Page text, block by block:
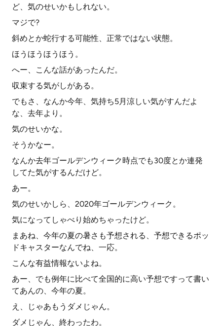
ど、気のせいかもしれない。
マジで?
斜めとか蛇行する可能性、正常ではない状態。
ほうほうほうほう。
へー、こんな話があったんだ。
収束する気がしがある。
でもさ、なんか今年、気持ち5月涼しい気がすんだよ
な、去年より。
気のせいかな。
そうかなー。
なんか去年ゴールデンウィーク時点でも30度とか連発
してた気がするんだけど。
あー。
気のせいかしら、2020年ゴールデンウィーク。
気になってしゃべり始めちゃったけど。
まあね、今年の夏の暑さも予想される、予想できるポッ
ドキャスターなんでね、一応。
こんな有益情報ないよね。
あー、でも例年に比べて全国的に高い予想ですって書い
てあんの、今年の夏。
え、じゃあもうダメじゃん。
ダメじゃん、終わったわ。